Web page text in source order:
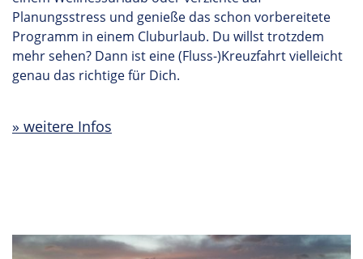
Planungsstress und genieße das schon vorbereitete
Programm in einem Cluburlaub. Du willst trotzdem
mehr sehen? Dann ist eine (Fluss-)Kreuzfahrt vielleicht
genau das richtige für Dich.
weitere Infos